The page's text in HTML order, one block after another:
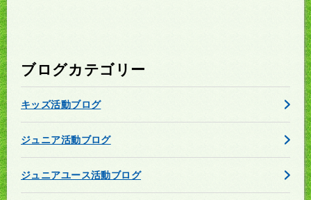
ブログカテゴリー
キッズ活動ブログ
ジュニア活動ブログ
ジュニアユース活動ブログ